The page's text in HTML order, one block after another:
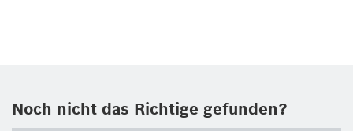
Noch nicht das Richtige gefunden?